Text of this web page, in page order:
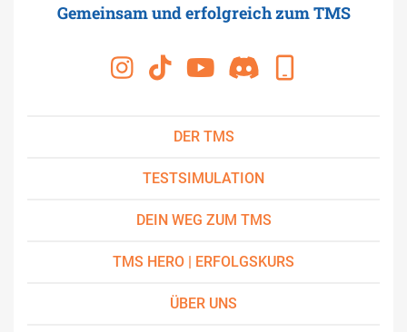
Gemeinsam und erfolgreich zum TMS
DER TMS
TESTSIMULATION
DEIN WEG ZUM TMS
TMS HERO | ERFOLGSKURS
ÜBER UNS